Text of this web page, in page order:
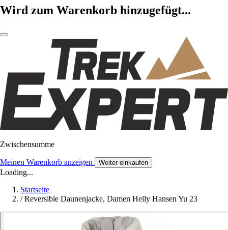
Wird zum Warenkorb hinzugefügt...
Zwischensumme
Meinen Warenkorb anzeigen Weiter einkaufen
Loading...
Startseite
/ Reversible Daunenjacke, Damen Helly Hansen Yu 23